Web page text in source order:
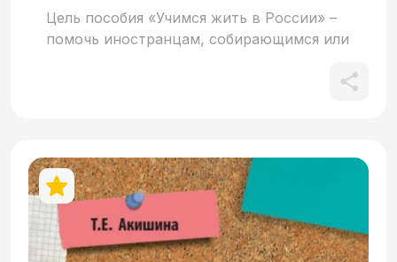
Цель пособия «Учимся жить в России» –
помочь иностранцам, собирающимся или
необходимыми навыками коммуникации
Отличительной особенностью
предлагаемого в книге материала
является его практическая
направленность и учёт современных
российских реалий. Пособие может быть